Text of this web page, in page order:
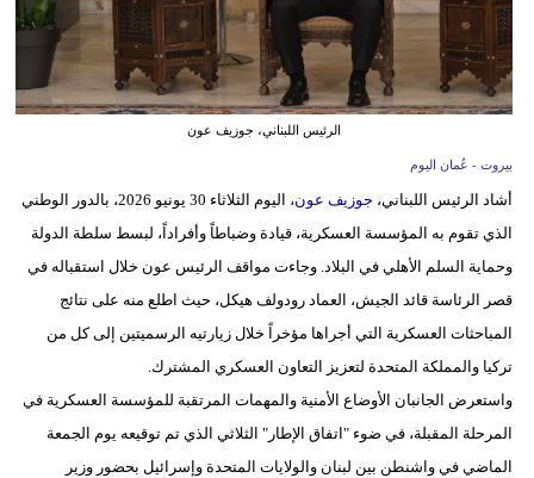
إعلام
تعليم
علوم
وتكنولوجيا
بيئة
مدوَّنات
فيديو
الرئيس اللبناني، جوزيف عون
بيروت - عُمان اليوم
أشاد الرئيس اللبناني، جوزيف عون
، اليوم الثلاثاء 30 يونيو 2026، بالدور الوطني
الذي تقوم به المؤسسة العسكرية، قيادة وضباطاً وأفراداً، لبسط سلطة الدولة
وحماية السلم الأهلي في البلاد. وجاءت مواقف الرئيس عون خلال استقباله في
قصر الرئاسة قائد الجيش، العماد رودولف هيكل، حيث اطلع منه على نتائج
المباحثات العسكرية التي أجراها مؤخراً خلال زيارتيه الرسميتين إلى كل من
تركيا والمملكة المتحدة لتعزيز التعاون العسكري المشترك.
واستعرض الجانبان الأوضاع الأمنية والمهمات المرتقبة للمؤسسة العسكرية في
المرحلة المقبلة، في ضوء "اتفاق الإطار" الثلاثي الذي تم توقيعه يوم الجمعة
الماضي في واشنطن بين لبنان والولايات المتحدة وإسرائيل بحضور وزير